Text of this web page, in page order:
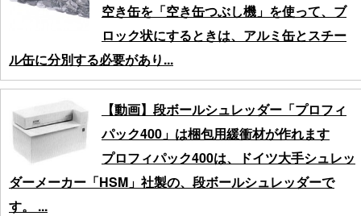
空き缶を「空き缶つぶし機」を使って、ブ
ロック状にするときは、アルミ缶とスチー
ル缶に分別する必要があり...
【動画】段ボールシュレッダー「プロフィ
パック400」は梱包用緩衝材が作れます
プロフィパック400は、ドイツ大手シュレッ
ダーメーカー「HSM」社製の、段ボールシュレッダーで
す。 ...